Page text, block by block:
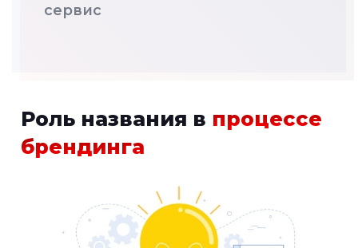
сервис
Роль названия в процессе
брендинга